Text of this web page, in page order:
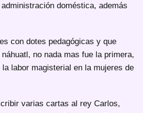
doméstica, además
con dotes pedagógicas y que
no nada mas fue la primera,
labor magisterial en la mujeres de
varias cartas al rey Carlos,